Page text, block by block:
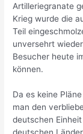
Artilleriegranate
Krieg wurde die
Teil
unversehrt
Besucher heute
können.
Da es keine
man den
deutschen